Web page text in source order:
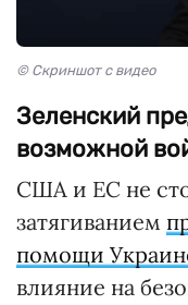
© Скриншот с видео
Зеленский
возможной
США и ЕС не
затягиванием
помощи
влияние на